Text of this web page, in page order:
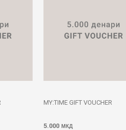
MY:TIME GIFT VOUCHER
5.000 МКД